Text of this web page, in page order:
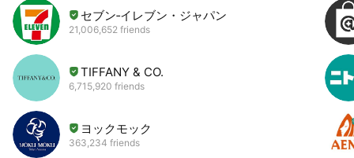
セブン‐イレブン・ジャパン
21,006,652 friends
TIFFANY & CO.
6,715,920 friends
ヨックモック
363,234 friends